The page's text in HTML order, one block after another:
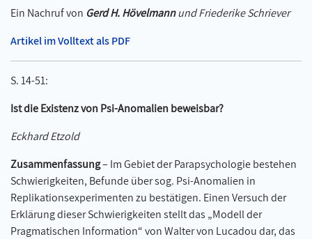
Ein Nachruf von Gerd H. Hövelmannund Friederike Schriever
Artikel im Volltext als PDF
S. 14-51:
Ist die Existenz von Psi-Anomalien beweisbar?
Eckhard Etzold
Zusammenfassung– Im Gebiet der Parapsychologie bestehen
Schwierigkeiten, Befunde über sog. Psi-Anomalien in
Replikationsexperimenten zu bestätigen. Einen Versuch der
Erklärung dieser Schwierigkeiten stellt das „Modell der
Pragmatischen Information“ von Walter von Lucadou dar, das